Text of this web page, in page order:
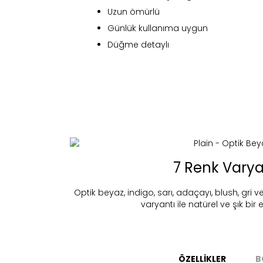
Uzun ömürlü
Günlük kullanıma uygun
Düğme detaylı
7 Renk
Optik beyaz, indigo, sarı, adaçayı, blush, gri
varyantı ile natürel ve şık bir
ÖZELLİKLER